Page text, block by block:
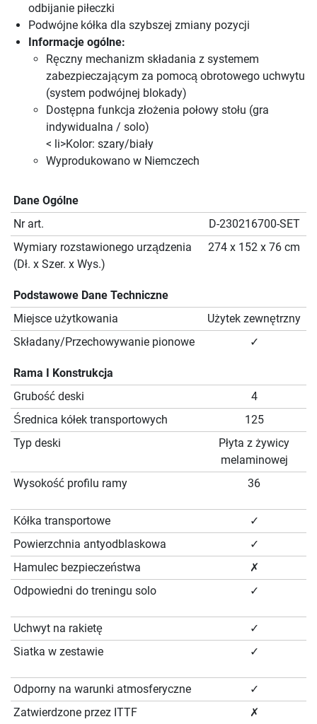
odbijanie piłeczki
Podwójne kółka dla szybszej zmiany pozycji
Informacje ogólne:
Ręczny mechanizm składania z systemem
zabezpieczającym za pomocą obrotowego uchwytu
(system podwójnej blokady)
Dostępna funkcja złożenia połowy stołu (gra
indywidualna / solo)
< li>Kolor: szary/biały
Wyprodukowano w Niemczech
Dane Ogólne
Nr art.
D-230216700-SET
Wymiary rozstawionego urządzenia
(Dł. x Szer. x Wys.)
274 x 152 x 76 cm
Podstawowe Dane Techniczne
Miejsce użytkowania
Użytek zewnętrzny
Składany/Przechowywanie pionowe
✓
Rama I Konstrukcja
Grubość deski
4
Średnica kółek transportowych
125
Typ deski
Płyta z żywicy
melaminowej
Wysokość profilu ramy
36
Kółka transportowe
✓
Powierzchnia antyodblaskowa
✓
Hamulec bezpieczeństwa
✗
Odpowiedni do treningu solo
✓
Uchwyt na rakietę
✓
Siatka w zestawie
✓
Odporny na warunki atmosferyczne
✓
Zatwierdzone przez ITTF
✗